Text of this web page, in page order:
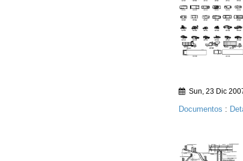
Sun, 23 Dic
Documentos :